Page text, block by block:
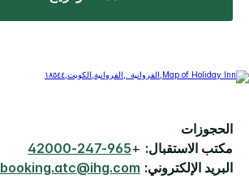
الحجوزات
مكتب الاستقبال: +
965-247-42000
البريد الإلكتروني: booking.atc@ihg.com